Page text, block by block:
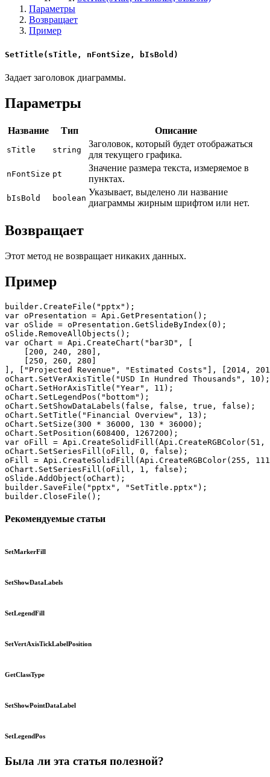
Параметры
Возвращает
Пример
SetTitle(sTitle, nFontSize, bIsBold)
Задает заголовок диаграммы.
Параметры
Название Тип Описание
sTitle string
Заголовок, который будет отображаться
для текущего графика.
nFontSize pt
Значение размера текста, измеряемое в
пунктах.
bIsBold boolean
Указывает, выделено ли название
диаграммы жирным шрифтом или нет.
Возвращает
Этот метод не возвращает никаких данных.
Пример
builder.CreateFile("pptx");
var oPresentation = Api.GetPresentation();
var oSlide = oPresentation.GetSlideByIndex(0);
oSlide.RemoveAllObjects();
var oChart = Api.CreateChart("bar3D", [
    [200, 240, 280],
    [250, 260, 280]
], ["Projected Revenue", "Estimated Costs"], [2014,
oChart.SetVerAxisTitle("USD In Hundred Thousands", 10);
oChart.SetHorAxisTitle("Year", 11);
oChart.SetLegendPos("bottom");
oChart.SetShowDataLabels(false, false, true, false);
oChart.SetTitle("Financial Overview", 13);
oChart.SetSize(300 * 36000, 130 * 36000);
oChart.SetPosition(608400, 1267200);
var oFill =
oChart.SetSeriesFill(oFill, 0, false);
oFill = Api.CreateSolidFill(Api.CreateRGBColor(255,
oChart.SetSeriesFill(oFill, 1, false);
oSlide.AddObject(oChart);
builder.SaveFile("pptx", "SetTitle.pptx");
builder.CloseFile();
Рекомендуемые статьи
SetMarkerFill
SetShowDataLabels
SetLegendFill
SetVertAxisTickLabelPosition
GetClassType
SetShowPointDataLabel
SetLegendPos
Была ли эта статья полезной?